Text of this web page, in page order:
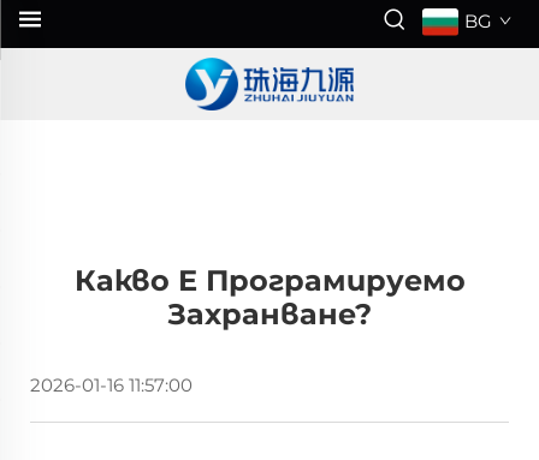
BG
Какво Е Програмируемо
Захранване?
2026-01-16 11:57:00